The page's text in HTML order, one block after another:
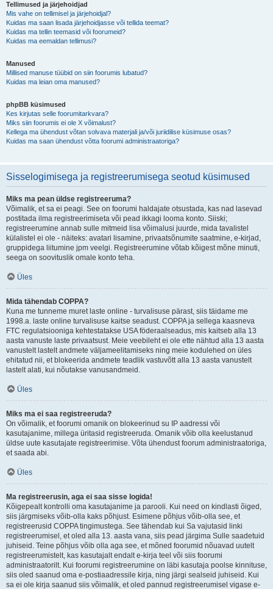
Tellimused ja järjehoidjad
Mis vahe on tellimisel ja järjehoidjal?
Kuidas ma saan lisada järjehoidjasse või tellida teemat?
Kuidas ma tellin teemasid või foorumeid?
Kuidas ma eemaldan tellimusi?
Manused
Millised manuse tüübid on siin foorumis lubatud?
Kuidas ma leian oma manused?
phpBB küsimused
Kes kirjutas selle foorumitarkvara?
Miks siin foorumis ei ole X võimalust?
Kellega ma ühendust võtan solvava materjali ja/või juriidilise küsimuse osas?
Kuidas ma saan ühendust võtta foorumi administraatoriga?
Sisselogimisega ja registreerumisega seotud küsimused
Miks ma pean üldse registreeruma?
Võimalik, et sa ei peagi. See on foorumi haldajate otsustada, kas nad lasevad
postitada ilma registreerimiseta või pead ikkagi looma konto. Siiski;
registreerumine annab sulle mitmeid lisa võimalusi juurde, mida tavalistel
külalistel ei ole - näiteks: avatari lisamine, privaatsõnumite saatmine, e-kirjad,
gruppidega liitumine jpm veelgi. Registreerumine võtab kõigest mõne minuti,
seega on soovituslik omale konto teha.
Üles
Mida tähendab COPPA?
Kuna me tunneme muret laste online - turvalisuse pärast, siis täidame me
1998.a. laste online turvalisuse kaitse seadust. COPPA ja sellega kaasneva
FTC regulatsiooniga kehtestatakse USA föderaalseadus, mis kaitseb alla 13
aasta vanuste laste privaatsust. Meie veebileht ei ole ette nähtud alla 13 aasta
vanustelt lastelt andmete väljameelitamiseks ning meie kodulehed on üles
ehitatud nii, et blokeerida andmete teadlik vastuvõtt alla 13 aasta vanustelt
lastelt alati, kui nõutakse vanusandmeid.
Üles
Miks ma ei saa registreeruda?
On võimalik, et foorumi omanik on blokeerinud su IP aadressi või
kasutajanime, millega üritasid registreeruda. Omanik võib olla keelustanud
üldse uute kasutajate registreerimise. Võta ühendust foorum administraatoriga,
et saada abi.
Üles
Ma registreerusin, aga ei saa sisse logida!
Kõigepealt kontrolli oma kasutajanime ja parooli. Kui need on kindlasti õiged,
siis järgmiseks võib-olla kaks põhjust. Esimene põhjus võib-olla see, et
registreerusid COPPA tingimustega. See tähendab kui Sa vajutasid linki
registreerumisel, et oled alla 13. aasta vana, siis pead järgima Sulle saadetuid
juhiseid. Teine põhjus võib olla aga see, et mõned foorumid nõuavad uutelt
registreerumistelt, kas kasutajalt endalt e-kirja teel või siis foorumi
administraatorilt. Kui foorumi registreerumine on läbi kasutaja poolse kinnituse,
siis oled saanud oma e-postiaadressile kirja, ning järgi sealseid juhiseid. Kui
sa ei ole kirja saanud siis võimalik, et oled pannud registreerumisel vigase e-